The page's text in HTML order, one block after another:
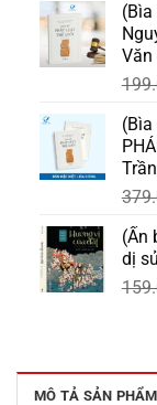
(Bìa
Văn
(Ấn
dị
MÔ TẢ SẢN PHẨM